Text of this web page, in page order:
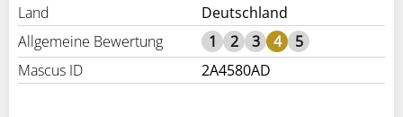
Land
Deutschland
Allgemeine Bewertung
1 2 3 4
5
Mascus ID
2A4580AD